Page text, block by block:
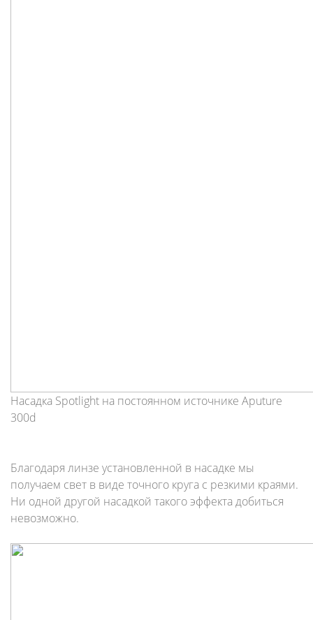
Насадка Spotlight на постоянном источнике Aputure
300d
Благодаря линзе установленной в насадке мы
получаем свет в виде точного круга с резкими краями.
Ни одной другой насадкой такого эффекта добиться
невозможно.